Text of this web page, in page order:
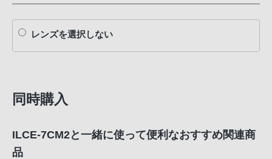
レンズを選択しない
同時購入
ILCE-7CM2と一緒に使って便利なおすすめ関連商
品